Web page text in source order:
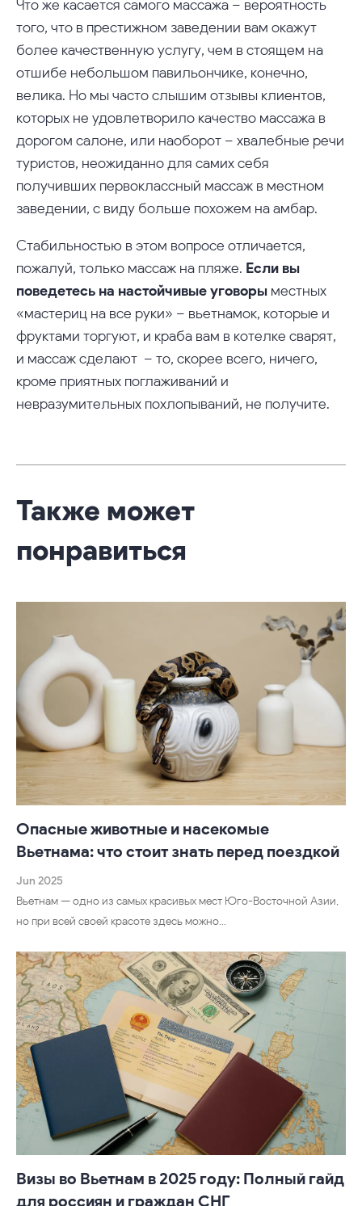
Что же касается самого массажа – вероятность
того, что в престижном заведении вам окажут
более качественную услугу, чем в стоящем на
отшибе небольшом павильончике, конечно,
велика. Но мы часто слышим отзывы клиентов,
которых не удовлетворило качество массажа в
дорогом салоне, или наоборот – хвалебные речи
туристов, неожиданно для самих себя
получивших первоклассный массаж в местном
заведении, с виду больше похожем на амбар.
Стабильностью в этом вопросе отличается,
пожалуй, только массаж на пляже. Если вы
поведетесь на настойчивые уговоры местных
«мастериц на все руки» – вьетнамок, которые и
фруктами торгуют, и краба вам в котелке сварят,
и массаж сделают – то, скорее всего, ничего,
кроме приятных поглаживаний и
невразумительных похлопываний, не получите.
Также может
понравиться
Опасные животные и насекомые
Вьетнама: что стоит знать перед поездкой
Jun 2025
Вьетнам — одно из самых красивых мест Юго-Восточной Азии,
но при всей своей красоте здесь можно…
Визы во Вьетнам в 2025 году: Полный гайд
для россиян и граждан СНГ